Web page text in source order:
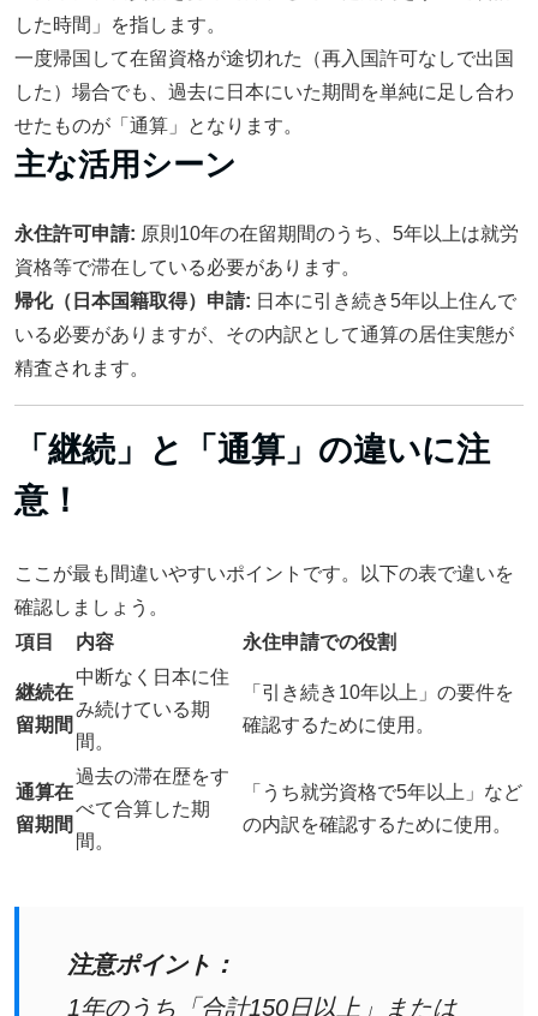
した時間」を指します。
一度帰国して在留資格が途切れた（再入国許可なしで出国
した）場合でも、過去に日本にいた期間を単純に足し合わ
せたものが「通算」となります。
主な活用シーン
永住許可申請: 原則10年の在留期間のうち、5年以上は就労
資格等で滞在している必要があります。
帰化（日本国籍取得）申請: 日本に引き続き5年以上住んで
いる必要がありますが、その内訳として通算の居住実態が
精査されます。
「継続」と「通算」の違いに注
意！
ここが最も間違いやすいポイントです。以下の表で違いを
確認しましょう。
項目
内容 永住申請での役割
継続在
留期間
中断なく日本に住
み続けている期
間。
「引き続き10年以上」の要件を
確認するために使用。
通算在
留期間
過去の滞在歴をす
べて合算した期
間。
「うち就労資格で5年以上」など
の内訳を確認するために使用。
注意ポイント：
1年のうち「合計150日以上」または